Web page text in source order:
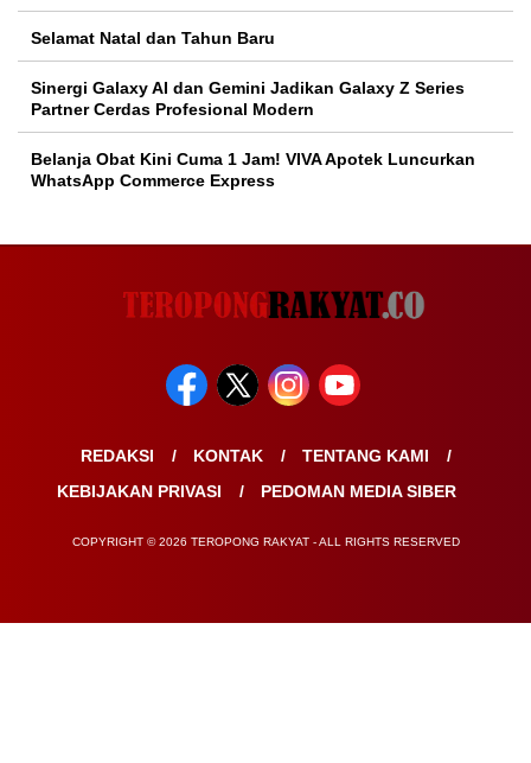
Selamat Natal dan Tahun Baru
Sinergi Galaxy AI dan Gemini Jadikan Galaxy Z Series
Partner Cerdas Profesional Modern
Belanja Obat Kini Cuma 1 Jam! VIVA Apotek Luncurkan
WhatsApp Commerce Express
REDAKSI KONTAK
TENTANG KAMI
KEBIJAKAN PRIVASI
PEDOMAN MEDIA SIBER
COPYRIGHT © 2026 TEROPONG RAKYAT - ALL RIGHTS RESERVED